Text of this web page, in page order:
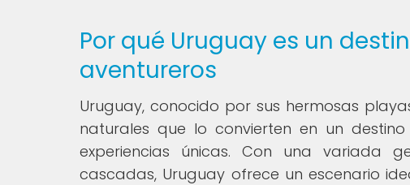
Por qué Uruguay es un
aventureros
Uruguay, conocido por sus hermosas
naturales que lo convierten en un
experiencias únicas. Con una variada
cascadas, Uruguay ofrece un escenario